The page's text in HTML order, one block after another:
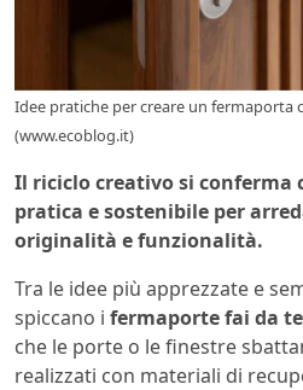
Idee pratiche per creare un fermaporta
(www.ecoblog.it)
Il riciclo creativo si conferma
pratica e sostenibile per
originalità e funzionalità.
Tra le idee più apprezzate e
spiccano i fermaporte fai da te
che le porte o le finestre
realizzati con materiali di